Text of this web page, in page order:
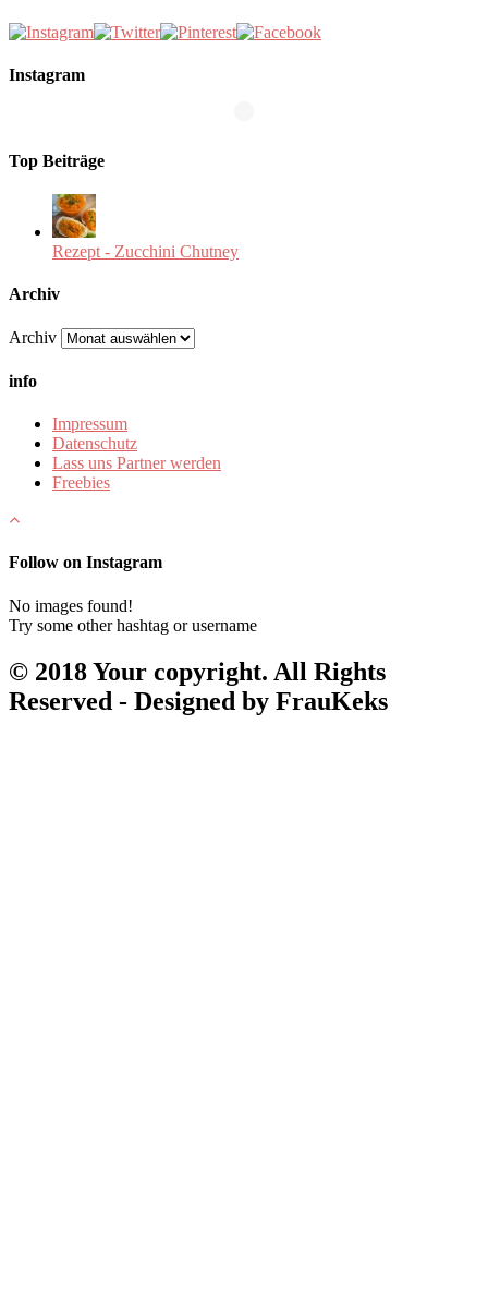
Instagram
Top Beiträge
Rezept - Zucchini Chutney
Archiv
Archiv
info
Impressum
Datenschutz
Lass uns Partner werden
Freebies
Follow on Instagram
No images found!
Try some other hashtag or username
© 2018 Your copyright. All Rights
Reserved - Designed by FrauKeks